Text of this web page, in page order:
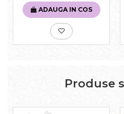
ADAUGA IN COS
Produse